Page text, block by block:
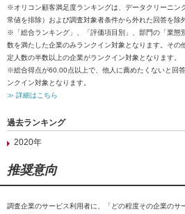
※オリコン顧客満足度ランキングは、データクリーニン
常値を排除）および調査対象者条件から外れた回答を除
※「総合ランキング」、「評価項目別」、部門の「業態
数を満たした企業のみランクイン対象となります。その
定人数の半数以上の企業がランクイン対象となります。
※総合得点が60.00点以上で、他人に薦めたくないと回
ンクイン対象となります。
≫ 詳細はこちら
過去ランキング
2020年
推奨意向
調査企業のサービス利用者に、「どの程度その企業のサ